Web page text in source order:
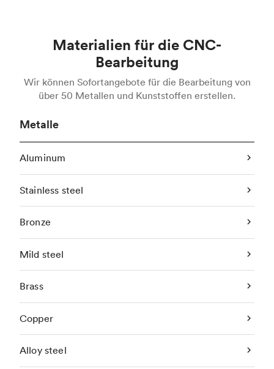
Materialien für die CNC-
Bearbeitung
Wir können Sofortangebote für die Bearbeitung von
über 50 Metallen und Kunststoffen erstellen.
Metalle
Aluminum
Stainless steel
Bronze
Mild steel
Brass
Copper
Alloy steel